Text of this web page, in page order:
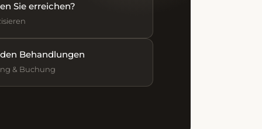
Sie erreichen?
Behandlungen
& Buchung